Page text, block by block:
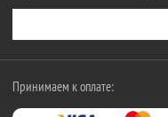
Принимаем к оплате: